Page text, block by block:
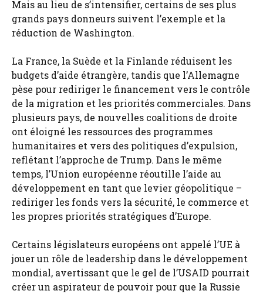
Mais au lieu de s’intensifier, certains de ses plus
grands pays donneurs suivent l’exemple et la
réduction de Washington.
La France, la Suède et la Finlande réduisent les
budgets d’aide étrangère, tandis que l’Allemagne
pèse pour rediriger le financement vers le contrôle
de la migration et les priorités commerciales. Dans
plusieurs pays, de nouvelles coalitions de droite
ont éloigné les ressources des programmes
humanitaires et vers des politiques d’expulsion,
reflétant l’approche de Trump. Dans le même
temps, l’Union européenne réoutille l’aide au
développement en tant que levier géopolitique –
rediriger les fonds vers la sécurité, le commerce et
les propres priorités stratégiques d’Europe.
Certains législateurs européens ont appelé l’UE à
jouer un rôle de leadership dans le développement
mondial, avertissant que le gel de l’USAID pourrait
créer un aspirateur de pouvoir pour que la Russie